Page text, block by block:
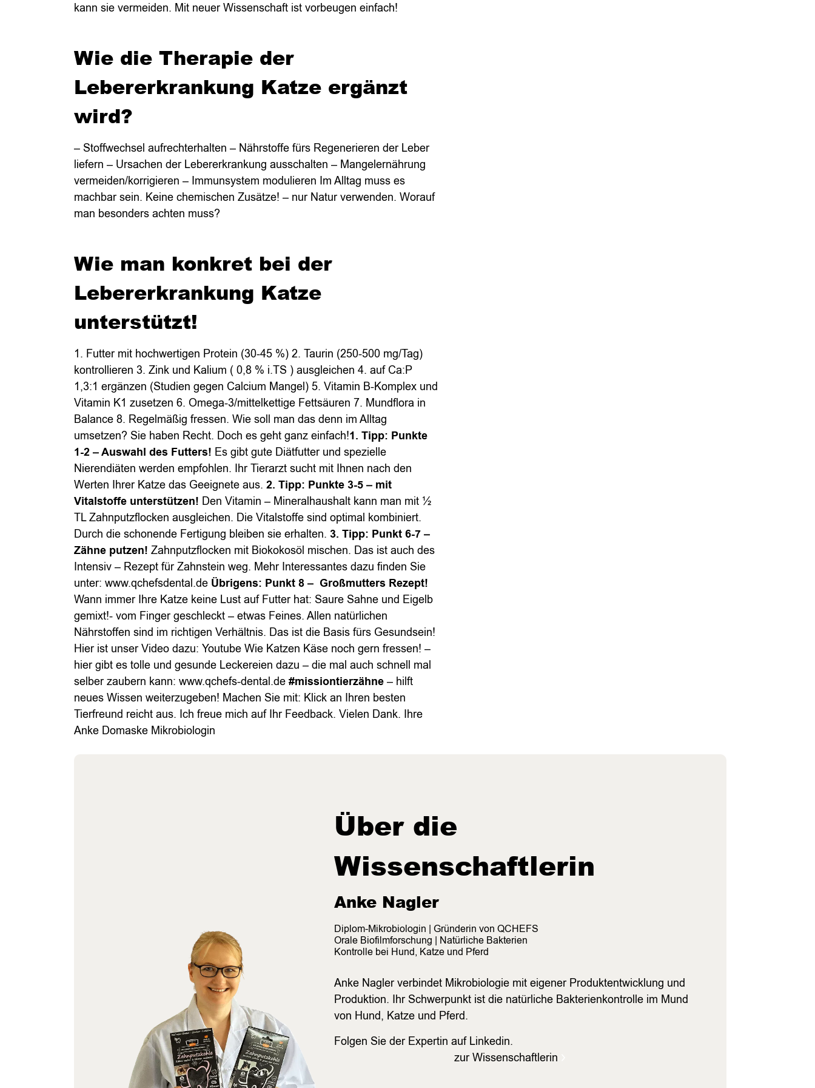
kann sie vermeiden. Mit neuer Wissenschaft ist vorbeugen einfach!
Wie die Therapie der
Lebererkrankung Katze ergänzt
wird?
– Stoffwechsel aufrechterhalten – Nährstoffe fürs Regenerieren der Leber
liefern – Ursachen der Lebererkrankung ausschalten – Mangelernährung
vermeiden/korrigieren – Immunsystem modulieren Im Alltag muss es
machbar sein. Keine chemischen Zusätze! – nur Natur verwenden. Worauf
man besonders achten muss?
Wie man konkret bei der
Lebererkrankung Katze
unterstützt!
1. Futter mit hochwertigen Protein (30-45 %) 2. Taurin (250-500 mg/Tag)
kontrollieren 3. Zink und Kalium ( 0,8 % i.TS ) ausgleichen 4. auf Ca:P
1,3:1 ergänzen (Studien gegen Calcium Mangel) 5. Vitamin B-Komplex und
Vitamin K1 zusetzen 6. Omega-3/mittelkettige Fettsäuren 7. Mundflora in
Balance 8. Regelmäßig fressen. Wie soll man das denn im Alltag
umsetzen? Sie haben Recht. Doch es geht ganz einfach!1. Tipp: Punkte
1-2 – Auswahl des Futters! Es gibt gute Diätfutter und spezielle
Nierendiäten werden empfohlen. Ihr Tierarzt sucht mit Ihnen nach den
Werten Ihrer Katze das Geeignete aus. 2. Tipp: Punkte 3-5 – mit
Vitalstoffe unterstützen! Den Vitamin – Mineralhaushalt kann man mit ½
TL Zahnputzflocken ausgleichen. Die Vitalstoffe sind optimal kombiniert.
Durch die schonende Fertigung bleiben sie erhalten. 3. Tipp: Punkt 6-7 –
Zähne putzen! Zahnputzflocken mit Biokokosöl mischen. Das ist auch des
Intensiv – Rezept für Zahnstein weg. Mehr Interessantes dazu finden Sie
unter: www.qchefsdental.de Übrigens: Punkt 8 – Großmutters Rezept!
Wann immer Ihre Katze keine Lust auf Futter hat: Saure Sahne und Eigelb
gemixt!- vom Finger geschleckt – etwas Feines. Allen natürlichen
Nährstoffen sind im richtigen Verhältnis. Das ist die Basis fürs Gesundsein!
Hier ist unser Video dazu: Youtube Wie Katzen Käse noch gern fressen! –
hier gibt es tolle und gesunde Leckereien dazu – die mal auch schnell mal
selber zaubern kann: www.qchefs-dental.de #missiontierzähne – hilft
neues Wissen weiterzugeben! Machen Sie mit: Klick an Ihren besten
Tierfreund reicht aus. Ich freue mich auf Ihr Feedback. Vielen Dank. Ihre
Anke Domaske Mikrobiologin
Über die
Wissenschaftlerin
Anke Nagler
Diplom-Mikrobiologin | Gründerin von QCHEFS
Orale Biofilmforschung | Natürliche Bakterien
Kontrolle bei Hund, Katze und Pferd
Anke Nagler verbindet Mikrobiologie mit eigener Produktentwicklung und
Produktion. Ihr Schwerpunkt ist die natürliche Bakterienkontrolle im Mund
von Hund, Katze und Pferd.
Folgen Sie der Expertin auf Linkedin.
zur Wissenschaftlerin